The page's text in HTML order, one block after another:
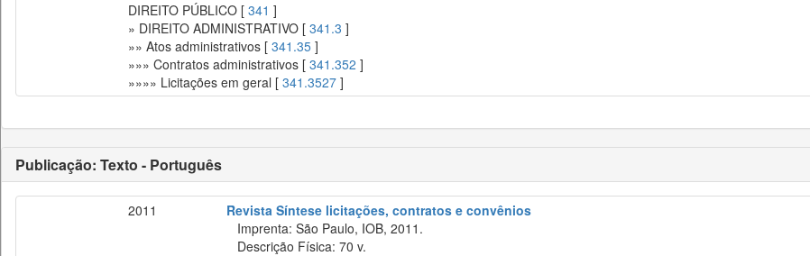
DIREITO PÚBLICO [ 341 ]
» DIREITO ADMINISTRATIVO [ 341.3 ]
»» Atos administrativos [ 341.35 ]
»»» Contratos administrativos [ 341.352 ]
»»»» Licitações em geral [ 341.3527 ]
Publicação: Texto - Português
2011
Revista Síntese licitações, contratos e convênios
Imprenta: São Paulo, IOB, 2011.
Descrição Física: 70 v.